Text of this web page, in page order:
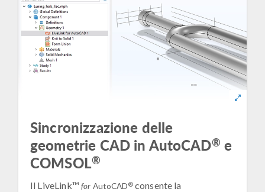
Sincronizzazione delle
geometrie CAD in AutoCAD® e
COMSOL®
Il LiveLink™ for AutoCAD®consente la